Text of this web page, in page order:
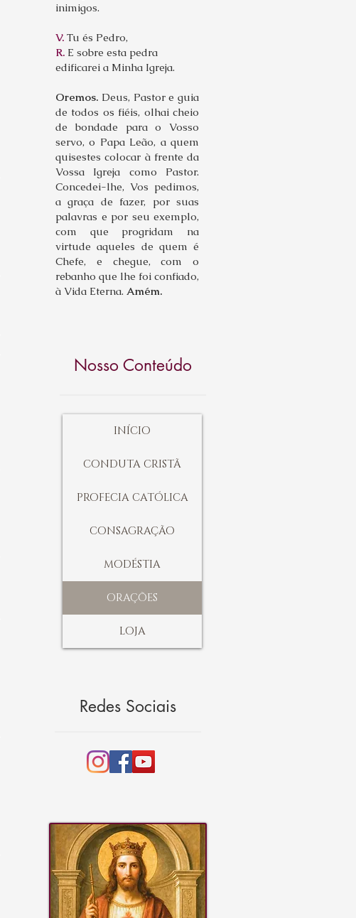
inimigos.
V. Tu és Pedro,
R. E sobre esta pedra
edificarei a Minha Igreja.
Oremos. Deus, Pastor e guia
de todos os fiéis, olhai cheio
de bondade para o Vosso
servo, o Papa Leão, a quem
quisestes colocar à frente da
Vossa Igreja como Pastor.
Concedei-lhe, Vos pedimos,
a graça de fazer, por suas
palavras e por seu exemplo,
com que progridam na
virtude aqueles de quem é
Chefe, e chegue, com o
rebanho que lhe foi confiado,
à Vida Eterna. Amém.
Nosso Conteúdo
INÍCIO
CONDUTA CRISTÃ
PROFECIA CATÓLICA
CONSAGRAÇÃO
MODÉSTIA
ORAÇÕES
LOJA
Redes Sociais